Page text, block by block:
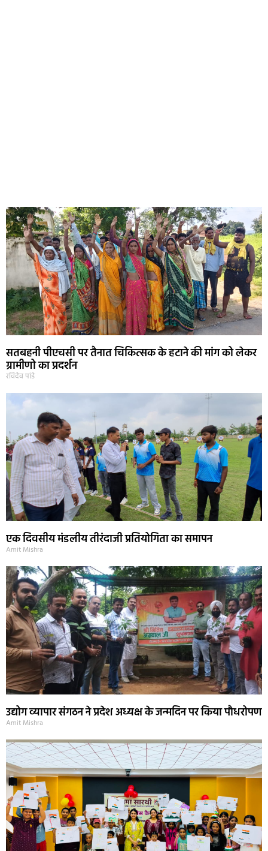
सतबहनी पीएचसी पर तैनात चिकित्सक के हटाने की मांग को लेकर
ग्रामीणो का प्रदर्शन
रविदेव पांडे
एक दिवसीय मंडलीय तीरंदाजी प्रतियोगिता का समापन
Amit Mishra
उद्योग व्यापार संगठन ने प्रदेश अध्यक्ष के जन्मदिन पर किया पौधरोपण
Amit Mishra